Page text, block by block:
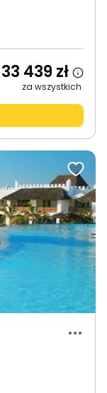
33 439zł
za wszystkich